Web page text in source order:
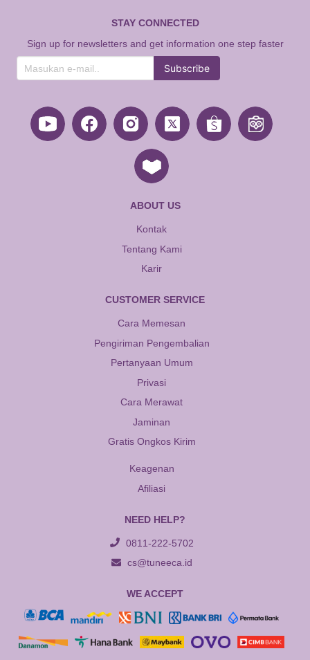
STAY CONNECTED
Sign up for newsletters and get information one step faster
Subscribe
ABOUT US
Kontak
Tentang Kami
Karir
CUSTOMER SERVICE
Cara Memesan
Pengiriman Pengembalian
Pertanyaan Umum
Privasi
Cara Merawat
Jaminan
Gratis Ongkos Kirim
Keagenan
Afiliasi
NEED HELP?
0811-222-5702
cs@tuneeca.id
WE ACCEPT